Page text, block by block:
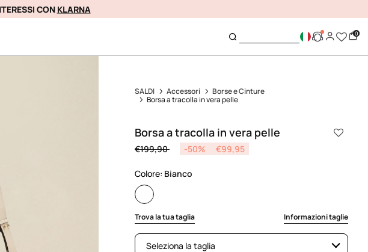
CON KLARNA
ACQUISTA ORA
0
SALDI Accessori
Borse e Cinture
Borsa a tracolla in vera pelle
Borsa a tracolla in vera pelle
Price reduced from
€199,90to -50% €99,95
Colore: Bianco
selected
Trova la tua taglia Informazioni taglie
Seleziona la taglia